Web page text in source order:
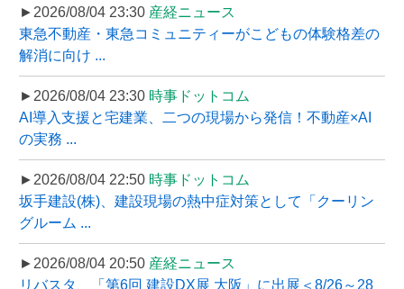
►2026/08/04 23:30 産経ニュース
東急不動産・東急コミュニティーがこどもの体験格差の
解消に向け ...
►2026/08/04 23:30 時事ドットコム
AI導入支援と宅建業、二つの現場から発信！不動産×AI
の実務 ...
►2026/08/04 22:50 時事ドットコム
坂手建設(株)、建設現場の熱中症対策として「クーリン
グルーム ...
►2026/08/04 20:50 産経ニュース
リバスタ、「第6回 建設DX展 大阪」に出展＜8/26～28